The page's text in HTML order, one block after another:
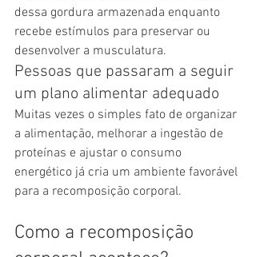
dessa gordura armazenada enquanto
recebe estímulos para preservar ou
desenvolver a musculatura.
Pessoas que passaram a seguir
um plano alimentar adequado
Muitas vezes o simples fato de organizar
a alimentação, melhorar a ingestão de
proteínas e ajustar o consumo
energético já cria um ambiente favorável
para a recomposição corporal.
Como a recomposição